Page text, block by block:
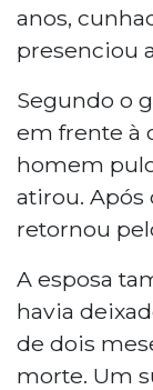
anos,
presenciou
Segundo o
em frente à
homem
atirou. Após
retornou
A esposa
havia
de dois
morte. Um